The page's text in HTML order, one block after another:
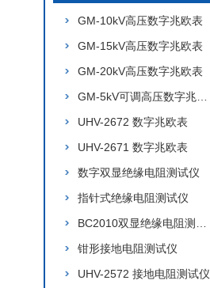
GM-10kV高压数字兆欧表
GM-15kV高压数字兆欧表
GM-20kV高压数字兆欧表
UHV-2672 数字兆欧表
UHV-2671 数字兆欧表
数字双显绝缘电阻测试仪
指针式绝缘电阻测试仪
钳形接地电阻测试仪
UHV-2572 接地电阻测试仪